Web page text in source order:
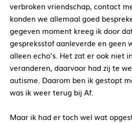
verbroken vriendschap, contact
konden we allemaal goed
gegeven moment kreeg ik door
gespreksstof aanleverde en geen
alleen echo’s. Het zat er ook niet
veranderen, daarvoor had zij te
autisme. Daarom ben ik gestopt
was ik weer terug bij Af.
Maar ik had er toch wel wat